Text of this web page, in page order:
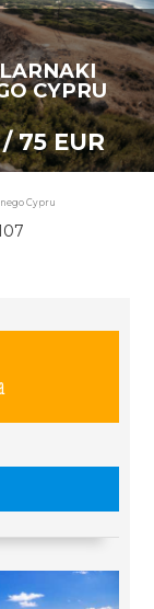
CYPRU
75 EUR
Cypru